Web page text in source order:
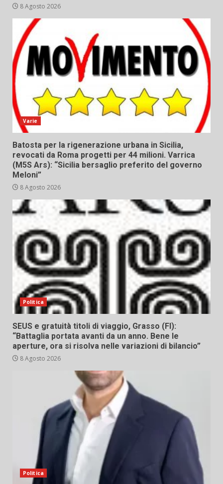
8 Agosto 2026
Varie
Batosta per la rigenerazione urbana in Sicilia,
revocati da Roma progetti per 44 milioni. Varrica
(M5S Ars): “Sicilia bersaglio preferito del governo
Meloni”
8 Agosto 2026
Politica
SEUS e gratuità titoli di viaggio, Grasso (FI):
“Battaglia portata avanti da un anno. Bene le
aperture, ora si risolva nelle variazioni di bilancio”
8 Agosto 2026
Politica